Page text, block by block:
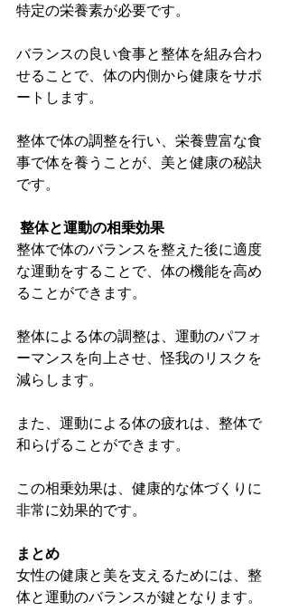
特定の栄養素が必要です。
バランスの良い食事と整体を組み合わ
せることで、体の内側から健康をサポ
ートします。
整体で体の調整を行い、栄養豊富な食
事で体を養うことが、美と健康の秘訣
です。
整体と運動の相乗効果
整体で体のバランスを整えた後に適度
な運動をすることで、体の機能を高め
ることができます。
整体による体の調整は、運動のパフォ
ーマンスを向上させ、怪我のリスクを
減らします。
また、運動による体の疲れは、整体で
和らげることができます。
この相乗効果は、健康的な体づくりに
非常に効果的です。
まとめ
女性の健康と美を支えるためには、整
体と運動のバランスが鍵となります。